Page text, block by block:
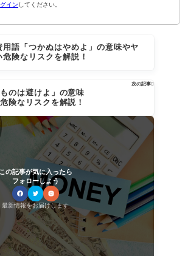
イン してください。
用語「つかぬはやめよ」の意味やヤ
危険なリスクを解説！
次の記事
のは避けよ」の意味
険なリスクを解説！
この記事が気に入ったら
フォローしよう
最新情報をお届けします